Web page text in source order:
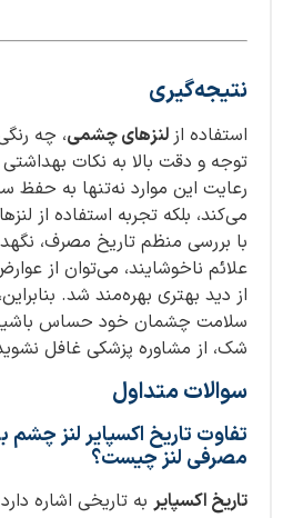
نتیجه‌گیری
استفاده از لنزهای چشمی، چه
توجه و دقت بالا به نکات
رعایت این موارد نه‌تنها به
می‌کند، بلکه تجربه استفاده از
با بررسی منظم تاریخ مصرف،
علائم ناخوشایند، می‌توان از
از دید بهتری بهره‌مند شد.
سلامت چشمان خود حساس
شک، از مشاوره پزشکی غافل
سوالات متداول
تفاوت تاریخ اکسپایر لنز چشم
مصرفی لنز چیست؟
تاریخ اکسپایر به تاریخی اشاره